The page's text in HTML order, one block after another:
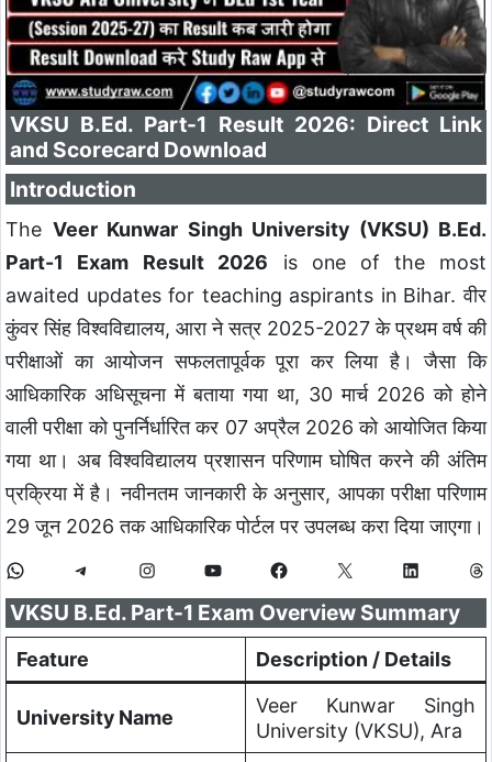
VKSU B.Ed. Part-1 Result 2026: Direct Link
and Scorecard Download
Introduction
The Veer Kunwar Singh University (VKSU) B.Ed.
Part-1 Exam Result 2026 is one of the most
awaited updates for teaching aspirants in Bihar. वीर
कुंवर सिंह विश्वविद्यालय, आरा ने सत्र 2025-2027 के प्रथम वर्ष की
परीक्षाओं का आयोजन सफलतापूर्वक पूरा कर लिया है। जैसा कि
आधिकारिक अधिसूचना में बताया गया था, 30 मार्च 2026 को होने
वाली परीक्षा को पुनर्निर्धारित कर 07 अप्रैल 2026 को आयोजित किया
गया था। अब विश्वविद्यालय प्रशासन परिणाम घोषित करने की अंतिम
प्रक्रिया में है। नवीनतम जानकारी के अनुसार, आपका परीक्षा परिणाम
29 जून 2026 तक आधिकारिक पोर्टल पर उपलब्ध करा दिया जाएगा।
VKSU B.Ed. Part-1 Exam Overview Summary
Feature Description / Details
University Name
Veer Kunwar Singh
University (VKSU), Ara